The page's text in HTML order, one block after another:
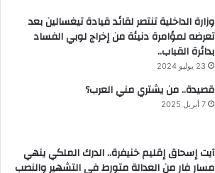
وزارة الداخلية تنتصر لقائد قيادة تيغسالين بعد
تعرضه لمؤامرة دنيئة من إخراج لوبي الفساد
بدائرة القباب..
23 يوليو 2024
قصيدة.. من يشتري مني العرب؟
7 أبريل 2025
آيت إسحاق إقليم خنيفرة.. الدرك الملكي ينهي
مسار فار من العدالة متورط في التشهير والنصب